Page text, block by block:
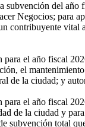
subvención del
Negocios; para
contribuyente
el año fiscal
el
de la ciudad; y
el año fiscal
de la ciudad y
subvención total